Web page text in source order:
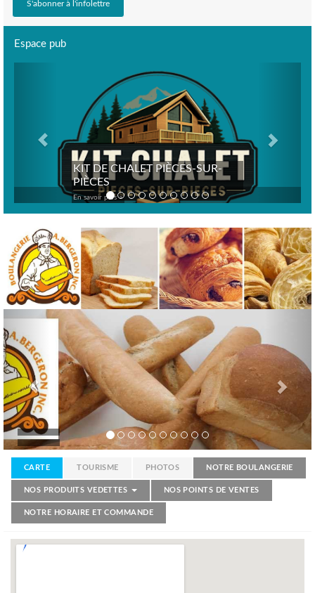
Espace pub
KIT DE CHALET PIÈCES-SUR-
PIÈCES
En savoir plus >
Previous
CARTE TOURISME PHOTOS NOTRE BOULANGERIE
NOS PRODUITS VEDETTES NOS POINTS DE VENTES
NOTRE HORAIRE ET COMMANDE